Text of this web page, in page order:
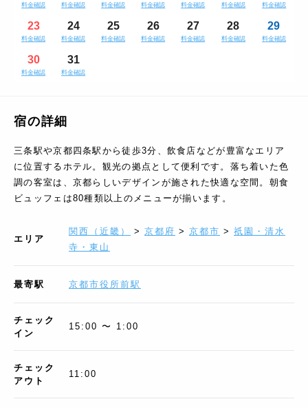
料金確認 料金確認 料金確認 料金確認 料金確認 料金確認 料金確認
23
料金確認
24
料金確認
25
料金確認
26
料金確認
27
料金確認
28
料金確認
29
料金確認
30
料金確認
31
料金確認
宿の詳細
三条駅や京都四条駅から徒歩3分、飲食店などが豊富なエリア
に位置するホテル。観光の拠点として便利です。落ち着いた色
調の客室は、京都らしいデザインが施された快適な空間。朝食
ビュッフェは80種類以上のメニューが揃います。
エリア
関西（近畿） > 京都府 > 京都市 > 祇園・清水
寺・東山
最寄駅 京都市役所前駅
チェック
イン
15:00 〜 1:00
チェック
アウト
11:00